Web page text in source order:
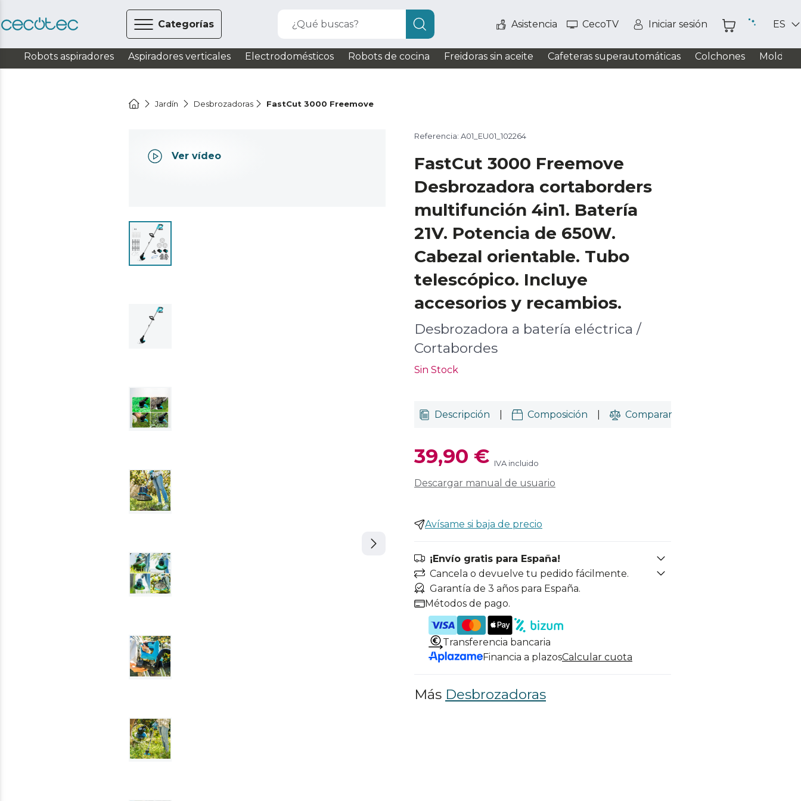
Categorías ¿Qué buscas? Asistencia CecoTV Iniciar sesión ES
Robots aspiradores Aspiradores verticales Electrodomésticos Robots de cocina Freidoras sin aceite Cafeteras superautomáticas Colchones
Jardín Desbrozadoras FastCut 3000 Freemove
Ver vídeo
Referencia: A01_EU01_102264
FastCut 3000 Freemove
Desbrozadora cortaborders
multifunción 4in1. Batería
21V. Potencia de 650W.
Cabezal orientable. Tubo
telescópico. Incluye
accesorios y recambios.
Desbrozadora a batería eléctrica /
Cortabordes
Sin Stock
Descripción Composición Comparar
39,90 € IVA incluido
Descargar manual de usuario
Avísame si baja de precio
¡Envío gratis para España!
Cancela o devuelve tu pedido fácilmente.
Garantía de 3 años para España.
Métodos de pago.
Transferencia bancaria
Financia a plazosCalcular cuota
Más Desbrozadoras